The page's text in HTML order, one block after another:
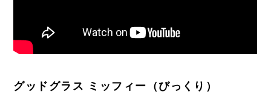
グッドグラス ミッフィー（びっくり）